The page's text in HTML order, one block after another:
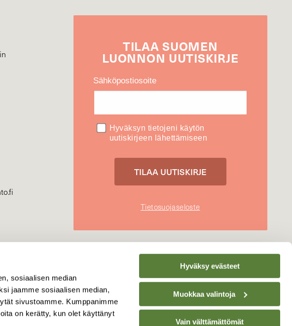
sosiaalisen median
jaamme sosiaalisen median,
sivustoamme. Kumppanimme
on kerätty, kun olet käyttänyt
Hyväksy evästeet
Muokkaa valintoja
Vain välttämättömät
TILAASUOMEN
LUONNON UUTIS­KIRJE
Sähköpostiosoite
Hyväksyn tietojeni käytön
uutiskirjeen lähettämiseen
Tietosuojaseloste